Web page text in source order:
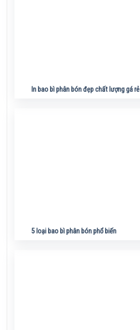
In bao bì phân bón đẹp chất lượng gá rẻ
5 loại bao bì phân bón phổ biến